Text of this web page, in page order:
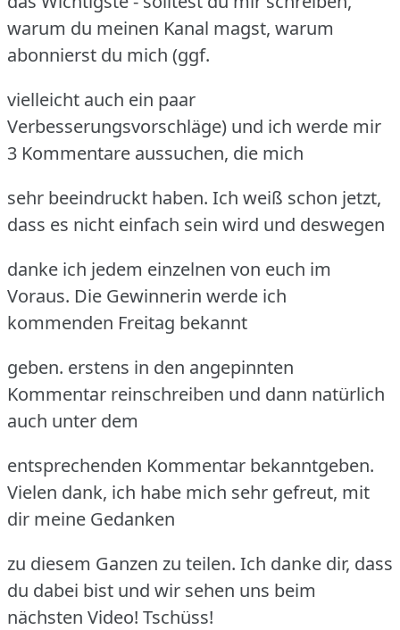
warum du meinen Kanal magst, warum
abonnierst du mich (ggf.
vielleicht auch ein paar
Verbesserungsvorschläge) und ich werde mir
3 Kommentare aussuchen, die mich
sehr beeindruckt haben. Ich weiß schon jetzt,
dass es nicht einfach sein wird und deswegen
danke ich jedem einzelnen von euch im
Voraus. Die Gewinnerin werde ich
kommenden Freitag bekannt
geben. erstens in den angepinnten
Kommentar reinschreiben und dann natürlich
auch unter dem
entsprechenden Kommentar bekanntgeben.
Vielen dank, ich habe mich sehr gefreut, mit
dir meine Gedanken
zu diesem Ganzen zu teilen. Ich danke dir, dass
du dabei bist und wir sehen uns beim
nächsten Video! Tschüss!